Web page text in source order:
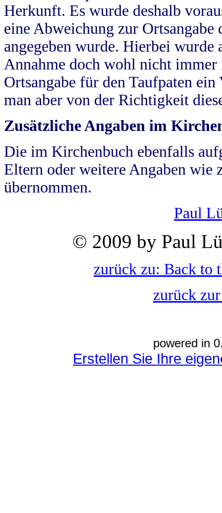
Herkunft. Es wurde deshalb
eine Abweichung zur
angegeben wurde. Hierbei wurde
Annahme doch wohl nicht
Ortsangabe für den Taufpaten
man aber von der Richtigkeit
Zusätzliche Angaben im
Die im Kirchenbuch ebenfalls
Eltern oder weitere Angaben wie
übernommen.
Paul
© 2009 by Paul
zurück zu: Back to
zurück
powered in
Erstellen Sie Ihre